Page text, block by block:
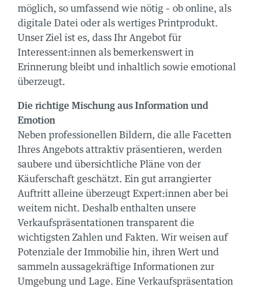
möglich, so umfassend wie nötig – ob online, als
digitale Datei oder als wertiges Printprodukt.
Unser Ziel ist es, dass Ihr Angebot für
Interessent:innen als bemerkenswert in
Erinnerung bleibt und inhaltlich sowie emotional
überzeugt.
Die richtige Mischung aus Information und
Emotion
Neben professionellen Bildern, die alle Facetten
Ihres Angebots attraktiv präsentieren, werden
saubere und übersichtliche Pläne von der
Käuferschaft geschätzt. Ein gut arrangierter
Auftritt alleine überzeugt Expert:innen aber bei
weitem nicht. Deshalb enthalten unsere
Verkaufspräsentationen transparent die
wichtigsten Zahlen und Fakten. Wir weisen auf
Potenziale der Immobilie hin, ihren Wert und
sammeln aussagekräftige Informationen zur
Umgebung und Lage. Eine Verkaufspräsentation